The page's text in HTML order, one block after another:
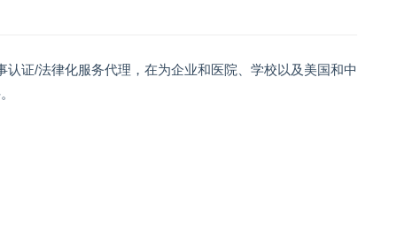
证/法律化服务代理，在为企业和医院、学校以及美国和中